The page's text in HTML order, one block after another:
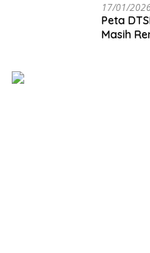
17/01/
‎Peta
Masih